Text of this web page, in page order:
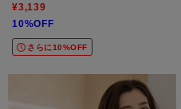
¥3,139
10%OFF
さらに10%OFF